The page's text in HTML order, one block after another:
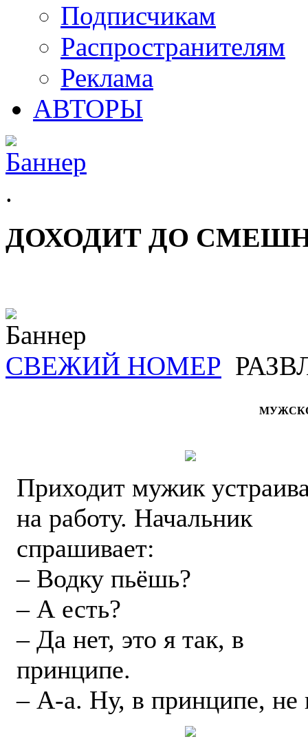
Подписчикам
Распространителям
Реклама
АВТОРЫ
.
ДОХОДИТ ДО
СВЕЖИЙ НОМЕР
Приходит мужик
на работу. Начальник
спрашивает:
– Водку пьёшь?
– А есть?
– Да нет, это я так, в
принципе.
– А-а. Ну, в принципе, не